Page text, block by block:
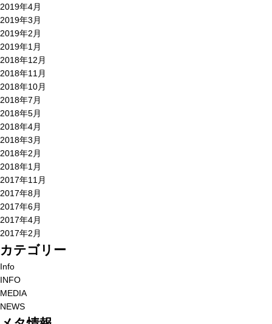
2019年4月
2019年3月
2019年2月
2019年1月
2018年12月
2018年11月
2018年10月
2018年7月
2018年5月
2018年4月
2018年3月
2018年2月
2018年1月
2017年11月
2017年8月
2017年6月
2017年4月
2017年2月
カテゴリー
Info
INFO
MEDIA
NEWS